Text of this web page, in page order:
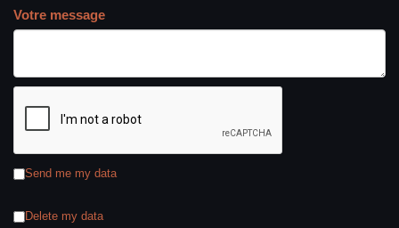
Votre message
Send me my data
Delete my data